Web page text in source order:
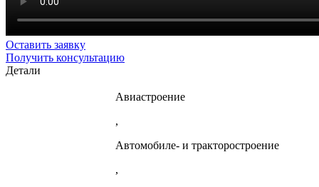
Оставить заявку
Получить консультацию
Детали
Авиастроение
,
Автомобиле- и тракторостроение
,